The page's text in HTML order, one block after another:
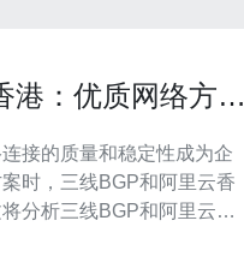
港：优质网络方案
接的质量和稳定性成为企
时，三线BGP和阿里云香
分析三线BGP和阿里云香
路，分别连接三个不同的